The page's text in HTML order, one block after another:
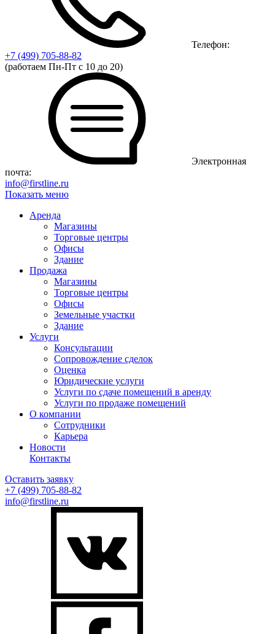
Телефон:
+7 (499) 705-88-82
(работаем Пн-Пт с 10 до 20)
Электронная
почта:
info@firstline.ru
Показать меню
Аренда
Магазины
Торговые центры
Офисы
Здание
Продажа
Магазины
Торговые центры
Офисы
Земельные участки
Здание
Услуги
Консультации
Сопровождение сделок
Оценка
Юридические услуги
Услуги по сдаче помещений в аренду
Услуги по продаже помещений
О компании
Сотрудники
Карьера
Новости
Контакты
Оставить заявку
+7 (499) 705-88-82
info@firstline.ru